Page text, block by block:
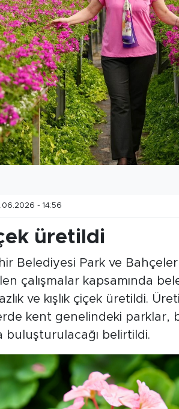
- 14:56
üretildi
Belediyesi Park ve Bahçeler
çalışmalar kapsamında
ve kışlık çiçek üretildi.
kent genelindeki parklar,
belirtildi.